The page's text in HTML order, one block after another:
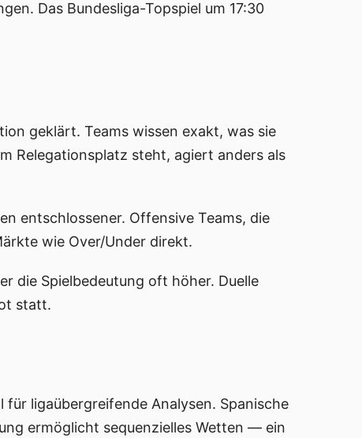
Das Bundesliga-Topspiel um 17:30
geklärt. Teams wissen exakt, was sie
Relegationsplatz steht, agiert anders als
entschlossener. Offensive Teams, die
wie Over/Under direkt.
die Spielbedeutung oft höher. Duelle
statt.
für ligaübergreifende Analysen. Spanische
ermöglicht sequenzielles Wetten — ein